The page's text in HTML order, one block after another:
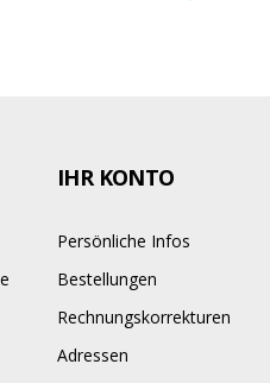
IHR KONTO
Persönliche Infos
Bestellungen
Rechnungskorrekturen
Adressen